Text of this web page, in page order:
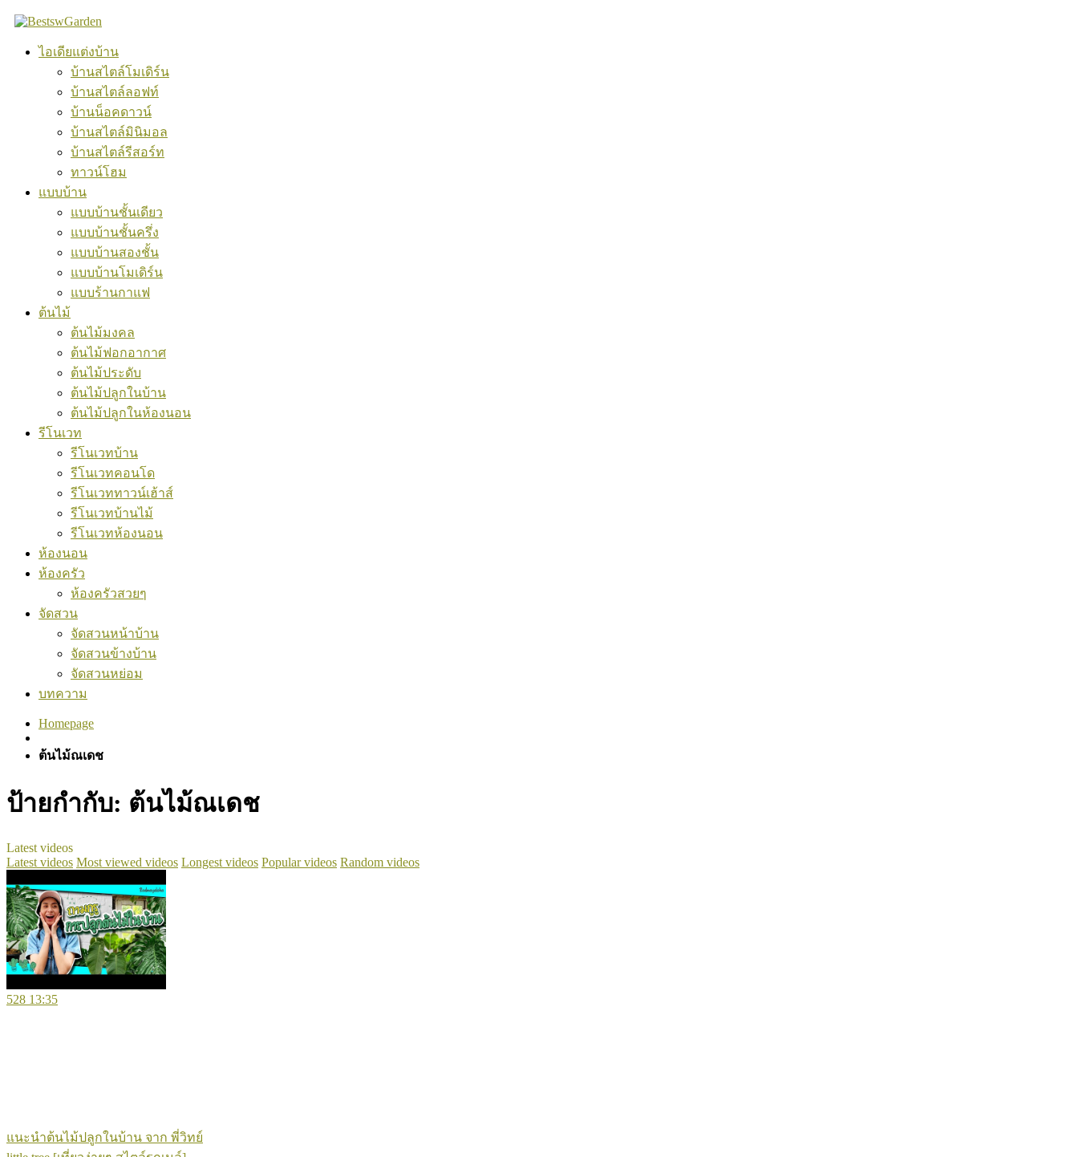
Skip
to
ไอเดียแต่งบ้าน
บ้านสไตล์โมเดิร์น
บ้านสไตล์ลอฟท์
บ้านน็อคดาวน์
บ้านสไตล์มินิมอล
บ้านสไตล์รีสอร์ท
ทาวน์โฮม
แบบบ้าน
แบบบ้านชั้นเดียว
แบบบ้านชั้นครึ่ง
แบบบ้านสองชั้น
แบบบ้านโมเดิร์น
แบบร้านกาแฟ
ต้นไม้
ต้นไม้มงคล
ต้นไม้ฟอกอากาศ
ต้นไม้ประดับ
ต้นไม้ปลูกในบ้าน
ต้นไม้ปลูกในห้องนอน
รีโนเวท
รีโนเวทบ้าน
รีโนเวทคอนโด
รีโนเวททาวน์เฮ้าส์
รีโนเวทบ้านไม้
รีโนเวทห้องนอน
ห้องนอน
ห้องครัว
ห้องครัวสวยๆ
จัดสวน
จัดสวนหน้าบ้าน
จัดสวนข้างบ้าน
จัดสวนหย่อม
บทความ
Homepage
ต้นไม้ณเดช
ป้ายกำกับ: ต้นไม้ณเดช
Latest videos
Latest videos Most viewed videos Longest videos Popular videos Random videos
528 13:35
แนะนำต้นไม้ปลูกในบ้าน จาก พี่วิทย์